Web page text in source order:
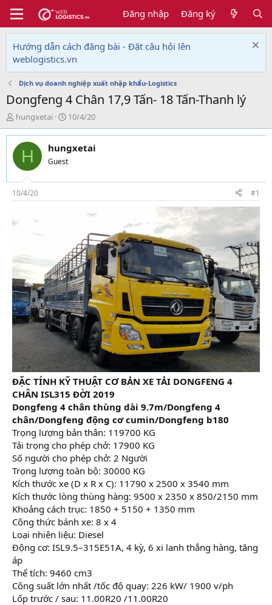
Đăng nhập Đăng ký
Hướng dẫn cách đăng bài - Đặt câu hỏi lên
weblogistics.vn
Dịch vụ doanh nghiệp xuất nhập khẩu-Logistics
Dongfeng 4 Chân 17,9 Tấn- 18 Tấn-Thanh lý
T
h
r
e
d
s
t
a
t
hungxetai
N
g
à
y
g
i
10/4/20
H hungxetai
Guest
10/4/20 #1
ĐẶC TÍNH KỸ THUẬT CƠ BẢN XE TẢI DONGFENG 4
CHÂN ISL315 ĐỜI 2019
Dongfeng 4 chân thùng dài 9.7m/Dongfeng 4
chân/Dongfeng động cơ cumin/Dongfeng b180
Trọng lượng bản thân: 119700 KG
Tải trọng cho phép chở: 17900 KG
Số người cho phép chở: 2 Người
Trọng lượng toàn bộ: 30000 KG
Kích thước xe (D x R x C): 11790 x 2500 x 3540 mm
Kích thước lòng thùng hàng: 9500 x 2350 x 850/2150 mm
Khoảng cách trục: 1850 + 5150 + 1350 mm
Công thức bánh xe: 8 x 4
Loại nhiên liệu: Diesel
Động cơ: ISL9.5–315E51A, 4 kỳ, 6 xi lanh thẳng hàng, tăng
áp
Thể tích: 9460 cm3
Công suất lớn nhất /tốc độ quay: 226 kW/ 1900 v/ph
Lốp trước / sau: 11.00R20 /11.00R20